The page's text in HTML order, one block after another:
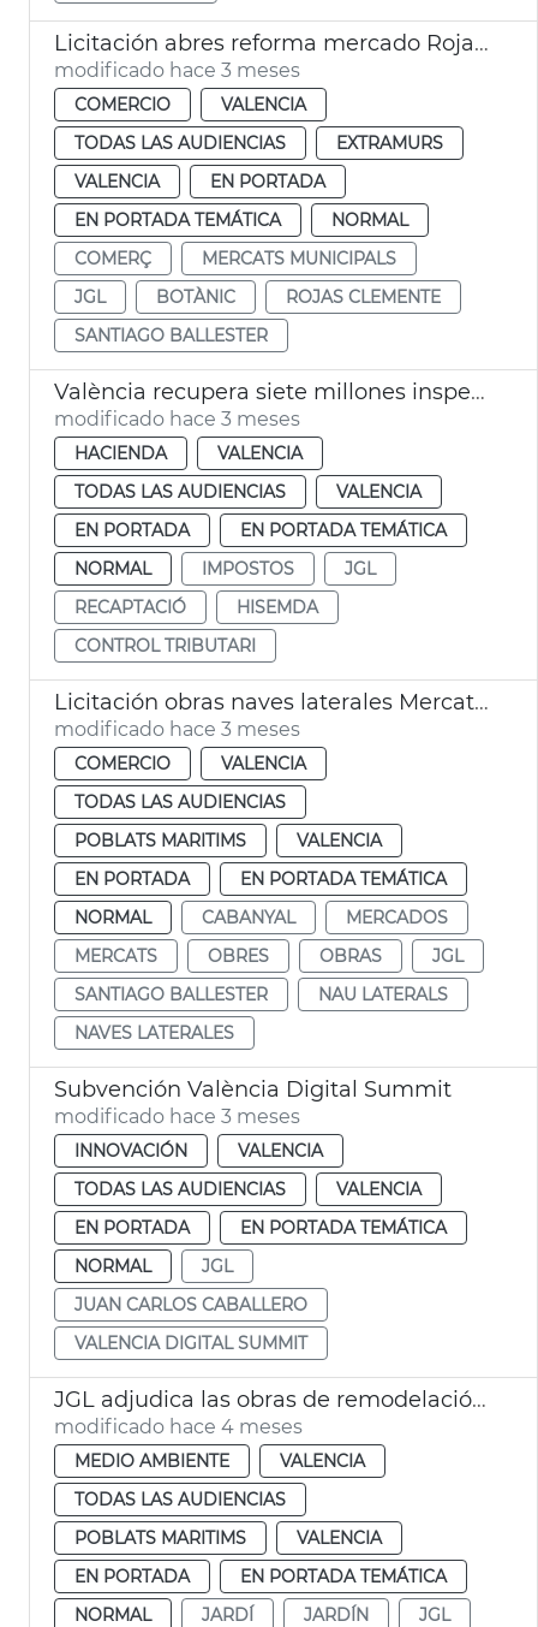
Licitación abres reforma mercado Rojas Clemente
modificado hace 3 meses
COMERCIO
VALENCIA
TODAS LAS AUDIENCIAS
EXTRAMURS
VALENCIA
EN PORTADA
EN PORTADA TEMÁTICA
NORMAL
COMERÇ
MERCATS MUNICIPALS
JGL
BOTÀNIC
ROJAS CLEMENTE
SANTIAGO BALLESTER
València recupera siete millones inspecciones tributarias
modificado hace 3 meses
HACIENDA
VALENCIA
TODAS LAS AUDIENCIAS
VALENCIA
EN PORTADA
EN PORTADA TEMÁTICA
NORMAL
IMPOSTOS
JGL
RECAPTACIÓ
HISEMDA
CONTROL TRIBUTARI
Licitación obras naves laterales Mercat Cabanyal
modificado hace 3 meses
COMERCIO
VALENCIA
TODAS LAS AUDIENCIAS
POBLATS MARITIMS
VALENCIA
EN PORTADA
EN PORTADA TEMÁTICA
NORMAL
CABANYAL
MERCADOS
MERCATS
OBRES OBRAS
JGL
SANTIAGO BALLESTER
NAU LATERALS
NAVES LATERALES
Subvención València Digital Summit
modificado hace 3 meses
INNOVACIÓN
VALENCIA
TODAS LAS AUDIENCIAS
VALENCIA
EN PORTADA
EN PORTADA TEMÁTICA
NORMAL
JGL
JUAN CARLOS CABALLERO
VALENCIA DIGITAL SUMMIT
JGL adjudica las obras de remodelación del jardín Simón Bolívar València
modificado hace 4 meses
MEDIO AMBIENTE
VALENCIA
TODAS LAS AUDIENCIAS
POBLATS MARITIMS
VALENCIA
EN PORTADA
EN PORTADA TEMÁTICA
NORMAL
JARDÍ JARDÍN
JGL